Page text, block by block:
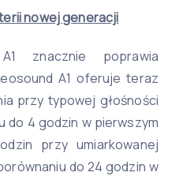
nowej generacji
znacznie poprawia
A1 oferuje teraz
przy typowej głośności
do 4 godzin w pierwszym
przy umiarkowanej
do 24 godzin w